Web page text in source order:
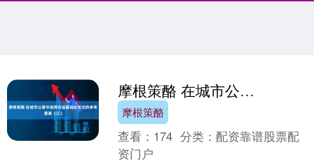
摩根策酪 在城市公墓中选择合适墓地应关注的参考要素（三）
摩根策酪
查看： 174 分类：配资靠谱股票配
资门户